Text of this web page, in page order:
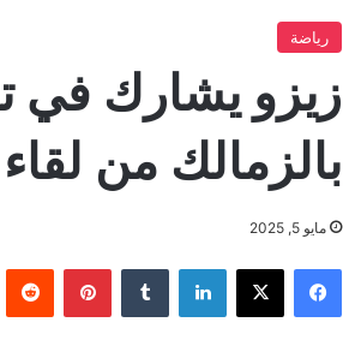
رياضة
زيزو يشارك في
بالزمالك من
مايو 5, 2025
فيسبوك X لينكدإن بينتيريست